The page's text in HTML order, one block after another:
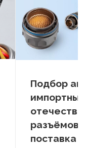
Подбор
разъёмов
поставка